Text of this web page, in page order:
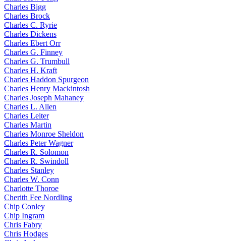
Charles Bigg
Charles Brock
Charles C. Ryrie
Charles Dickens
Charles Ebert Orr
Charles G. Finney
Charles G. Trumbull
Charles H. Kraft
Charles Haddon Spurgeon
Charles Henry Mackintosh
Charles Joseph Mahaney
Charles L. Allen
Charles Leiter
Charles Martin
Charles Monroe Sheldon
Charles Peter Wagner
Charles R. Solomon
Charles R. Swindoll
Charles Stanley
Charles W. Conn
Charlotte Thoroe
Cherith Fee Nordling
Chip Conley
Chip Ingram
Chris Fabry
Chris Hodges